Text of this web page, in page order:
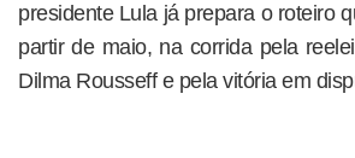
presidente Lula já prepara o roteiro
partir de maio, na corrida pela
Dilma Rousseff e pela vitória em